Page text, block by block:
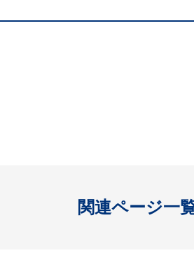
関連ページ一
開く